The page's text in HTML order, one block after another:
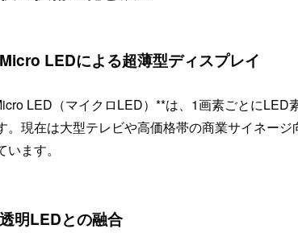
LEDによる超薄型ディスプレイ
LED（マイクロLED）**は、1画素ごとにLED
。現在は大型テレビや高価格帯の商業サイネー
います。
明LEDとの融合